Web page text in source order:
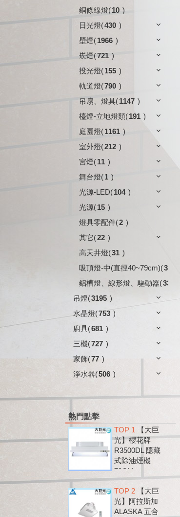
銅條線燈(10 )
日光燈(430 )
壁燈(1966 )
崁燈(721 )
投光燈(155 )
軌道燈(790 )
吊扇、燈具(1147 )
檯燈-立地燈類(191 )
庭園燈(1161 )
室外燈(212 )
宮燈(11 )
舞台燈(1 )
光源-LED(104 )
光源(15 )
燈具零配件(2 )
其它(22 )
高天井燈(31 )
吸頂燈-中(直徑40~79cm)(3
鋁槽燈、線形燈、驅動器(33
吊燈(3195 )
水晶燈(753 )
廚具(681 )
三機(727 )
家飾(77 )
淨水器(506 )
熱門點擊
TOP 1 【大巨
光】櫻花牌
R3500DL 隱藏
式除油煙機
79CM
TOP 2【大巨
光】阿拉斯加
ALASKA 五合